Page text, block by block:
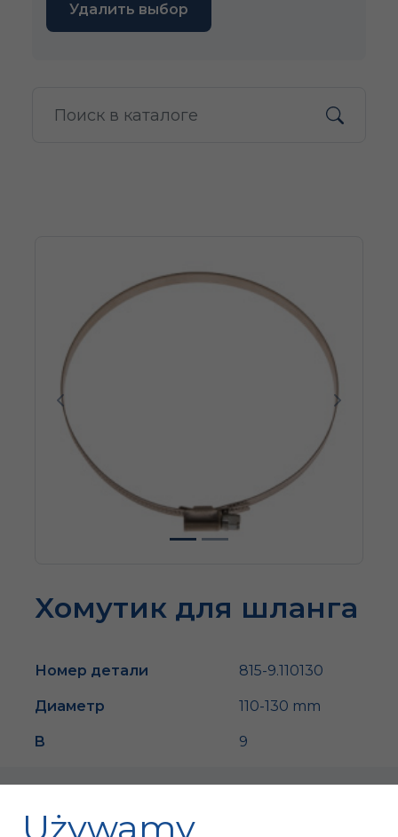
Удалить выбор
Poprzedni
Xомутик для шланга
Номер детали 815-9.110130
Диаметр 110-130 mm
B 9
Używamy